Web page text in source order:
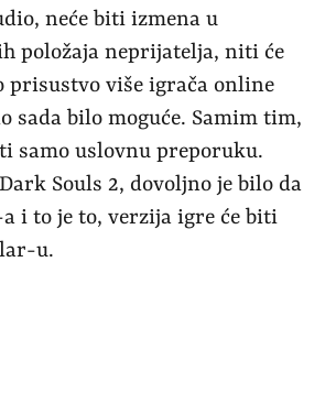
neće biti izmena u
položaja neprijatelja, niti će
prisustvo više igrača online
sada bilo moguće. Samim tim,
samo uslovnu preporuku.
Souls 2, dovoljno je bilo da
i to je to, verzija igre će biti
u.